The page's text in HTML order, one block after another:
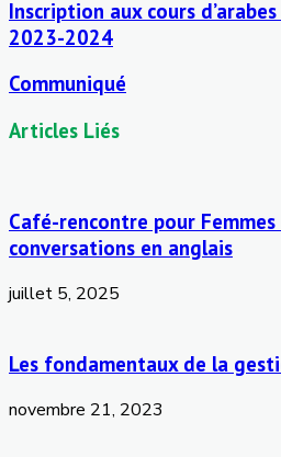
Inscription aux cours
2023-2024
Communiqué
Articles Liés
Café-rencontre pour Femmes
conversations en anglais
juillet 5, 2025
Les fondamentaux de la
novembre 21, 2023